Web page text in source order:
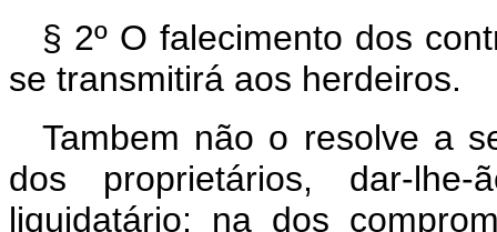
§ 2º O falecimento dos
se transmitirá aos herdeiros.
Tambem não o resolve a
dos proprietários, dar-
liquidatário; na dos